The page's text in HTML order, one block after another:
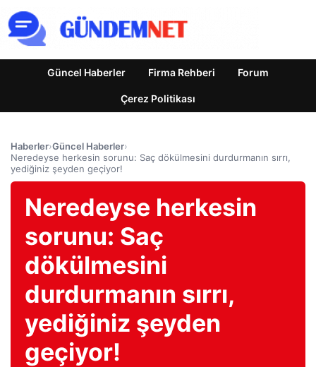
Güncel Haberler Firma Rehberi Forum
Çerez Politikası
Haberler›Güncel Haberler›
Neredeyse herkesin sorunu: Saç dökülmesini durdurmanın sırrı,
yediğiniz şeyden geçiyor!
Neredeyse herkesin
sorunu: Saç
dökülmesini
durdurmanın sırrı,
yediğiniz şeyden
geçiyor!